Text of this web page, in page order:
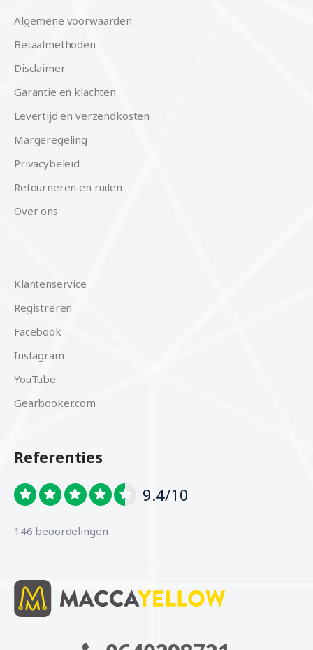
Algemene voorwaarden
Betaalmethoden
Disclaimer
Garantie en klachten
Levertijd en verzendkosten
Margeregeling
Privacybeleid
Retourneren en ruilen
Over ons
Klantenservice
Registreren
Facebook
Instagram
YouTube
Gearbooker.com
Referenties
9.4/10
146 beoordelingen